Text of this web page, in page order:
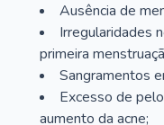
Ausência de
Irregularidades
primeira
Sangramentos
Excesso de
aumento da acne;